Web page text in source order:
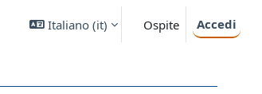
Italiano ‎(it)‎ Ospite Accedi